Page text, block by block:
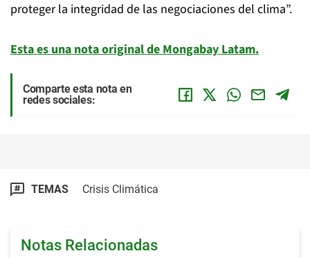
proteger la integridad de las negociaciones del clima”.
Esta es una nota original de Mongabay Latam.
Comparte esta nota en
redes sociales:
TEMAS Crisis Climática
Notas Relacionadas